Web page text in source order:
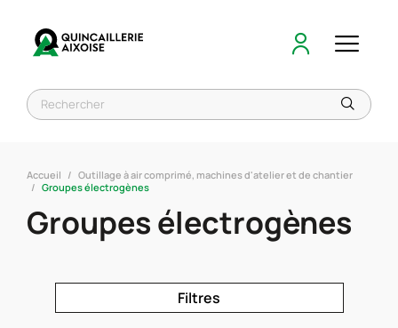
Accueil
Outillage à air comprimé, machines d'atelier et de chantier
Groupes électrogènes
Groupes électrogènes
Filtres